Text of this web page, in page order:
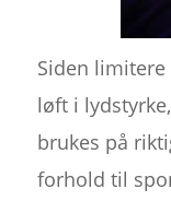
Siden
løft i
brukes på
forhold til